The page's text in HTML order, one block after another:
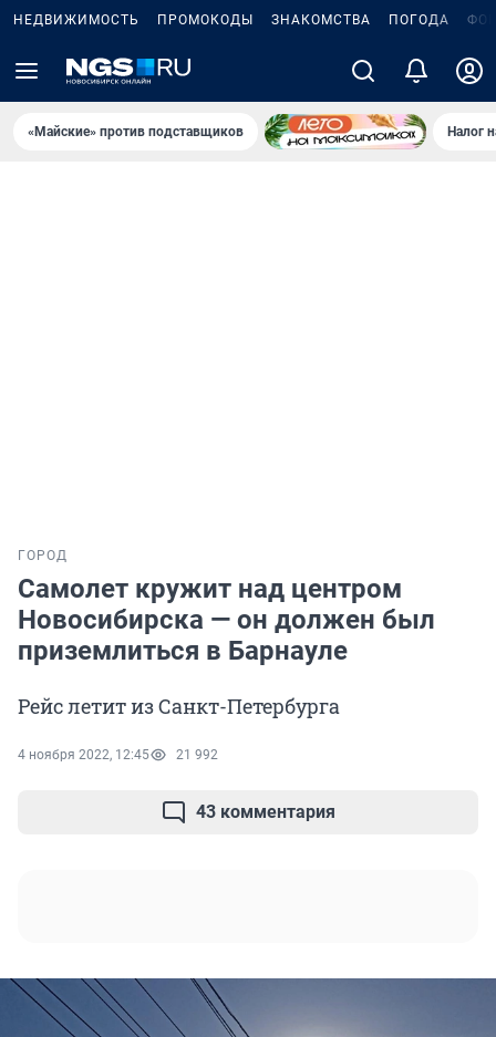
НЕДВИЖИМОСТЬ ПРОМОКОДЫ ЗНАКОМСТВА ПОГОДА
«Майские» против подставщиков Налог
ГОРОД
Самолет кружит над центром
Новосибирска — он должен был
приземлиться в Барнауле
Рейс летит из Санкт-Петербурга
4 ноября 2022, 12:45 21 992
43 комментария